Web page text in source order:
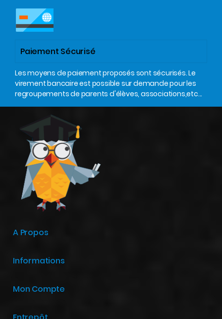
Paiement Sécurisé
Les moyens de paiement proposés sont sécurisés. Le
virement bancaire est possible sur demande pour les
regroupements de parents d'élèves, associations,etc...
A Propos
Informations
Mon Compte